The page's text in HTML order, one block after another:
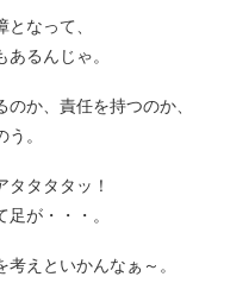
なって、
るんじゃ。
か、責任を持つのか、
。
タタタッ！
が・・・。
えといかんなぁ～。